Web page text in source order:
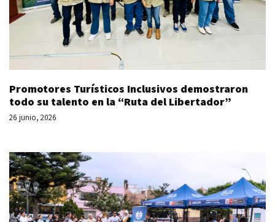
Promotores Turísticos Inclusivos demostraron
todo su talento en la “Ruta del Libertador”
26 junio, 2026